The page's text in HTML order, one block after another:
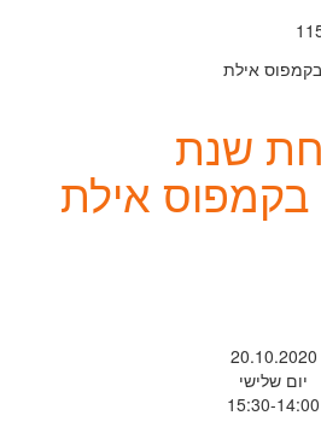
שנת
בקמפוס אילת
20.10.2020
יום שלישי
15:30-14:00